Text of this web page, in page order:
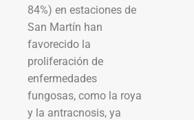
84%) en estaciones de
San Martín han
favorecido la
proliferación de
enfermedades
fungosas, como la roya
y la antracnosis, ya